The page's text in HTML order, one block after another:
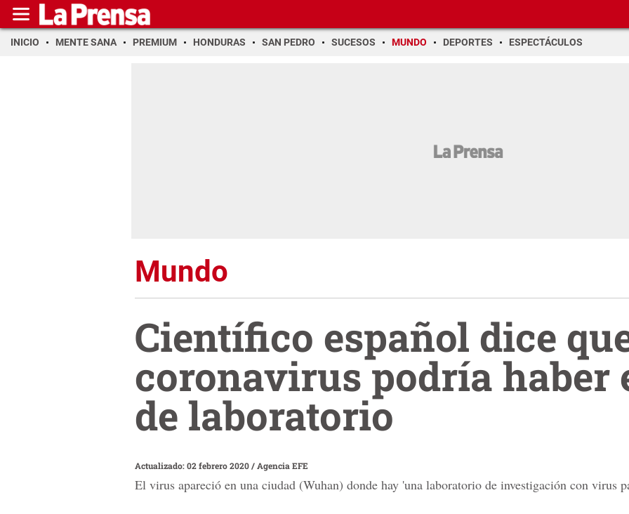
INICIO MENTE SANA PREMIUM HONDURAS SAN PEDRO SUCESOS MUNDO DEPORTES ESPECTÁCULOS
Mundo
Científico español dice
coronavirus podría haber
de laboratorio
Actualizado: 02 febrero 2020/ Agencia EFE
El virus apareció en una ciudad (Wuhan) donde hay 'una laboratorio de investigación con virus